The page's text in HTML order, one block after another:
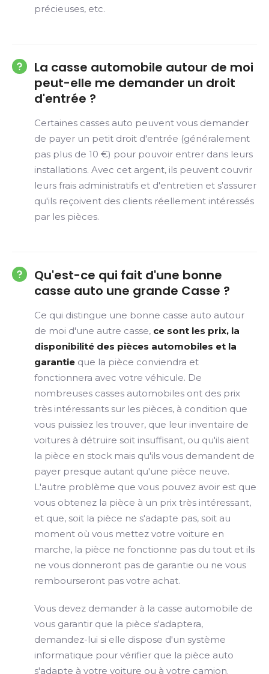
précieuses, etc.
La casse automobile autour de moi
peut-elle me demander un droit
d'entrée ?
Certaines casses auto peuvent vous demander
de payer un petit droit d'entrée (généralement
pas plus de 10 €) pour pouvoir entrer dans leurs
installations. Avec cet argent, ils peuvent couvrir
leurs frais administratifs et d'entretien et s'assurer
qu'ils reçoivent des clients réellement intéressés
par les pièces.
Qu'est-ce qui fait d'une bonne
casse auto une grande Casse ?
Ce qui distingue une bonne casse auto autour
de moi d'une autre casse, ce sont les prix, la
disponibilité des pièces automobiles et la
garantie que la pièce conviendra et
fonctionnera avec votre véhicule. De
nombreuses casses automobiles ont des prix
très intéressants sur les pièces, à condition que
vous puissiez les trouver, que leur inventaire de
voitures à détruire soit insuffisant, ou qu'ils aient
la pièce en stock mais qu'ils vous demandent de
payer presque autant qu'une pièce neuve.
L'autre problème que vous pouvez avoir est que
vous obtenez la pièce à un prix très intéressant,
et que, soit la pièce ne s'adapte pas, soit au
moment où vous mettez votre voiture en
marche, la pièce ne fonctionne pas du tout et ils
ne vous donneront pas de garantie ou ne vous
rembourseront pas votre achat.
Vous devez demander à la casse automobile de
vous garantir que la pièce s'adaptera,
demandez-lui si elle dispose d'un système
informatique pour vérifier que la pièce auto
s'adapte à votre voiture ou à votre camion.